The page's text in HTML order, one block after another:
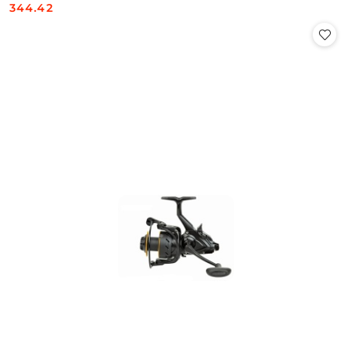
Cena:
344.42